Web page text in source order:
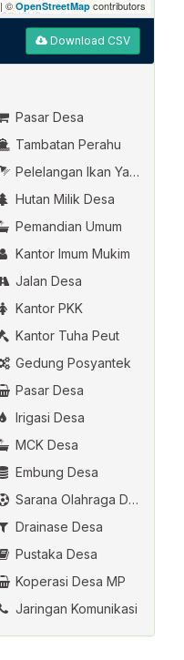
| ©OpenStreetMap contributors
Download CSV
Pasar Desa
Tambatan Perahu
Pelelangan Ikan Yang Dikelola Oleh Desa
Hutan Milik Desa
Pemandian Umum
Kantor Imum Mukim
Jalan Desa
Kantor PKK
Kantor Tuha Peut
Gedung Posyantek
Pasar Desa
Irigasi Desa
MCK Desa
Embung Desa
Sarana Olahraga Desa
Drainase Desa
Pustaka Desa
Koperasi Desa MP
Jaringan Komunikasi